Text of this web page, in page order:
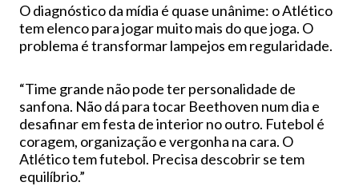
O diagnóstico da mídia é quase unânime: o Atlético
tem elenco para jogar muito mais do que joga. O
problema é transformar lampejos em regularidade.
“Time grande não pode ter personalidade de
sanfona. Não dá para tocar Beethoven num dia e
desafinar em festa de interior no outro. Futebol é
coragem, organização e vergonha na cara. O
Atlético tem futebol. Precisa descobrir se tem
equilíbrio.”